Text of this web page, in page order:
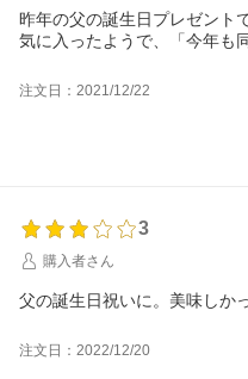
昨年の父の誕生日プレゼント
気に入ったようで、「今年も
注文日：2021/12/22
3
購入者さん
父の誕生日祝いに。美味しか
注文日：2022/12/20